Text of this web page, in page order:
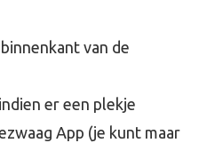
van de
er een plekje
App (je kunt maar